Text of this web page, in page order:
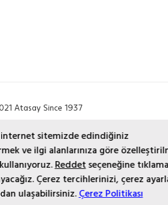
sitemizde edindiğiniz
ve ilgi alanlarınıza göre
Reddetseçeneğine
Çerez tercihlerinizi, çerez
ulaşabilirsiniz.Çerez Politikası
Atasay Since 1937